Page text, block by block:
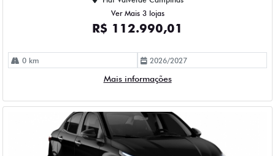
Ver Mais 3 lojas
R$ 112.990,01
0 km 2026/2027
Mais informações